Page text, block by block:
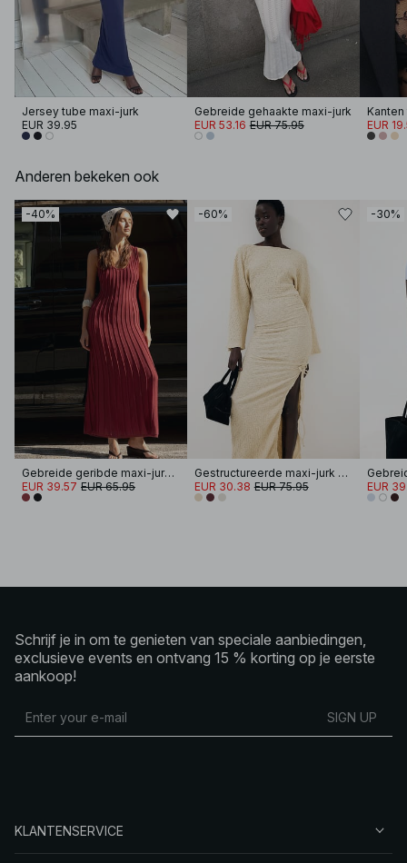
Jersey tube maxi-jurk
EUR 39.95
Gebreide gehaakte maxi-jurk
EUR 53.16 EUR 75.95 EUR
Anderen bekeken ook
-40%
Gebreide geribde maxi-jurk met lage hals
EUR 39.57 EUR 65.95
-60%
Gestructureerde maxi-jurk met trekkoord
EUR 30.38 EUR 75.95
-30%
EUR
Schrijf je in om te genieten van speciale aanbiedingen,
exclusieve events en ontvang 15 % korting op je eerste
aankoop!
SIGN UP
KLANTENSERVICE